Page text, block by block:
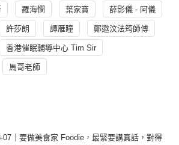
羅海憫 葉家寶 薛影儀 - 阿儀
許莎朗 譚雁瞳 鄭遨汶法筠師傅
香港催眠輔導中心 Tim Sir
馬哥老師
07｜要做美食家 Foodie，最緊要講真話，對得